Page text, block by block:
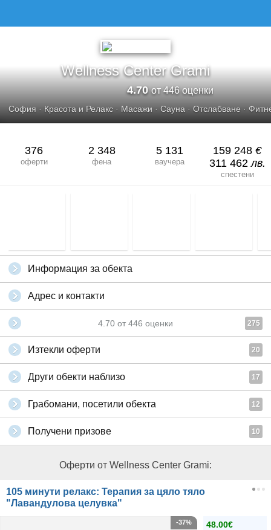
Wellness Center Grami
4.70от 446 оценки
София · Красота и Релакс · Масажи · Сауна · Отслабване ·
376
оферти
2 348
фена
5 131
ваучера
159 248 €
311 462лв.
спестени
Информация за обекта
Адрес и контакти
4.70 от 446 оценки 275
Изтекли оферти 20
Други обекти наблизо 17
Грабомани, посетили обекта 12
Получени призове 10
Оферти от Wellness Center Grami:
105 минути релакс: Терапия за цяло тяло
"Лавандулова целувка"
48.00€
-37%